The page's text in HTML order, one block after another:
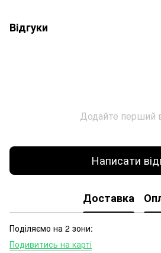
Відгуки
Додайте перший
Написати
Доставка
Поділяємо на 2 зони:
Подивитись на карті